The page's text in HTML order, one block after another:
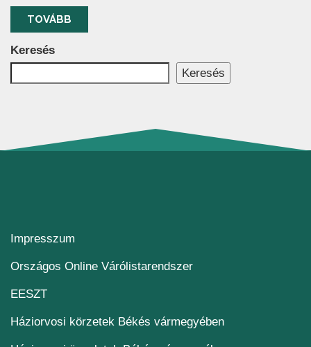
TOVÁBB
Keresés
Keresés
Impresszum
Országos Online Várólistarendszer(új ablakban nyílik
EESZT(új ablakban nyílik meg)
Háziorvosi körzetek Békés vármegyében